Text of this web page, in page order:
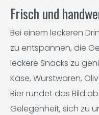
Frisch und
Bei einem leckeren
zu entspannen, die
leckere Snacks zu
Käse, Wurstwaren,
Bier rundet das Bild
Gelegenheit, sich zu